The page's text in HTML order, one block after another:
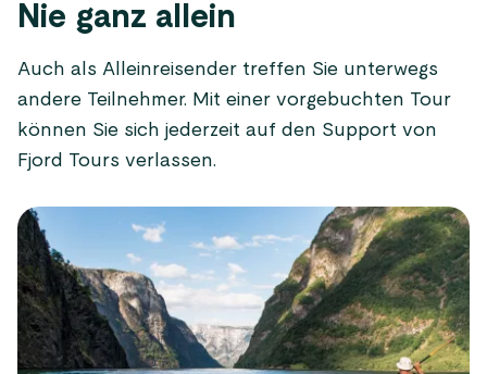
Nie ganz allein
Auch als Alleinreisender treffen Sie unterwegs
andere Teilnehmer. Mit einer vorgebuchten Tour
können Sie sich jederzeit auf den Support von
Fjord Tours verlassen.